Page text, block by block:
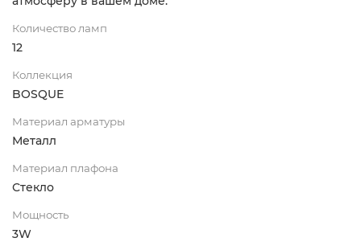
Количество ламп
12
Коллекция
BOSQUE
Материал арматуры
Металл
Материал плафона
Стекло
Мощность
3W